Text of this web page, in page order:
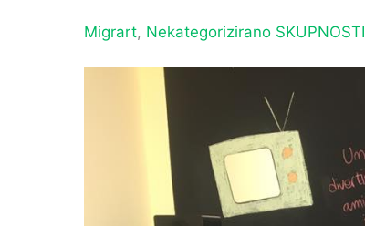
Migrart, Nekategorizirano SKUPNOSTI